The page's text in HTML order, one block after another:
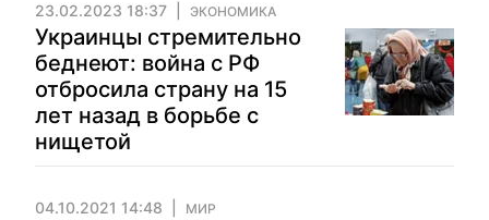
23.02.2023 18:37 ЭКОНОМИКА
Украинцы стремительно
беднеют: война с РФ
отбросила страну на 15
лет назад в борьбе с
нищетой
04.10.2021 14:48 МИР